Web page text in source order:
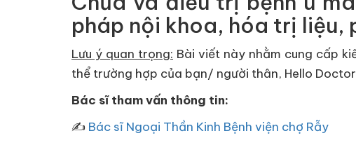
pháp nội khoa, hóa trị liệu,
Lưu ý quan trọng: Bài viết này nhằm cung cấp
thể trường hợp của bạn/ người thân, Hello
Bác sĩ tham vấn thông tin:
✍ Bác sĩ Ngoại Thần Kinh Bệnh viện chợ Rẫy